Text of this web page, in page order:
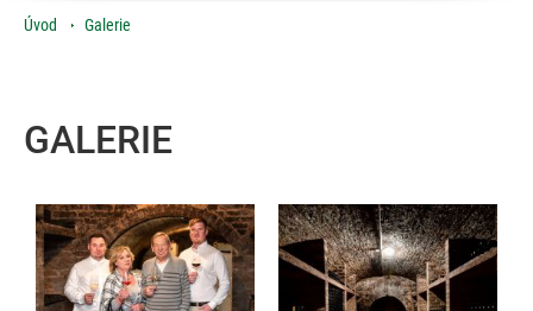
Úvod Galerie
GALERIE